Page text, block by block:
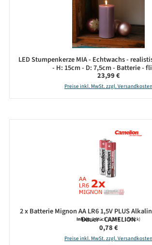
LED Stumpenkerze MIA - Echtwachs -
- H: 15cm - D: 7,5cm - Batterie -
Regulärer Preis:
23,99 €
Preise inkl. MwSt. zzgl. Versandkosten
2 x Batterie Mignon AA LR6 1,5V PLUS
Dauer - CAMELION
Inhalt:2 Stück(0,39 € / 1 Stück)
Regulärer Preis:
0,78 €
Preise inkl. MwSt. zzgl. Versandkosten